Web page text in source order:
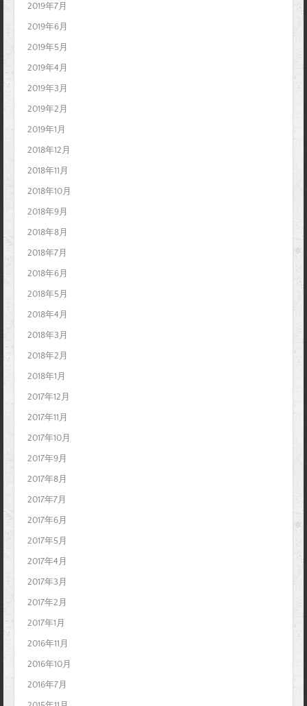
2019年7月
2019年6月
2019年5月
2019年4月
2019年3月
2019年2月
2019年1月
2018年12月
2018年11月
2018年10月
2018年9月
2018年8月
2018年7月
2018年6月
2018年5月
2018年4月
2018年3月
2018年2月
2018年1月
2017年12月
2017年11月
2017年10月
2017年9月
2017年8月
2017年7月
2017年6月
2017年5月
2017年4月
2017年3月
2017年2月
2017年1月
2016年11月
2016年10月
2016年7月